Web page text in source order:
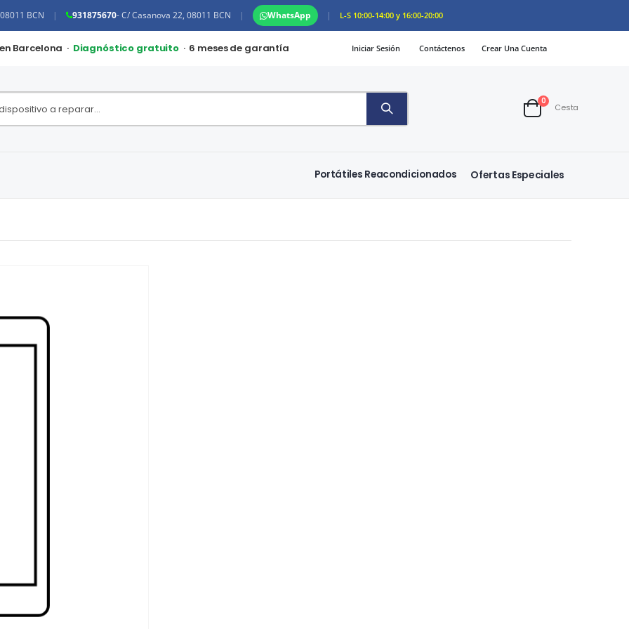
BCN | 931875670- C/ Casanova 22, 08011 BCN | WhatsApp | L-S 10:00-14:00 y 16:00-20:00
Barcelona · Diagnóstico gratuito · 6 meses de garantía Iniciar Sesión Contáctenos Crear Una Cuenta
Cart
0artículos
Cesta
Portátiles Reacondicionados Ofertas Especiales